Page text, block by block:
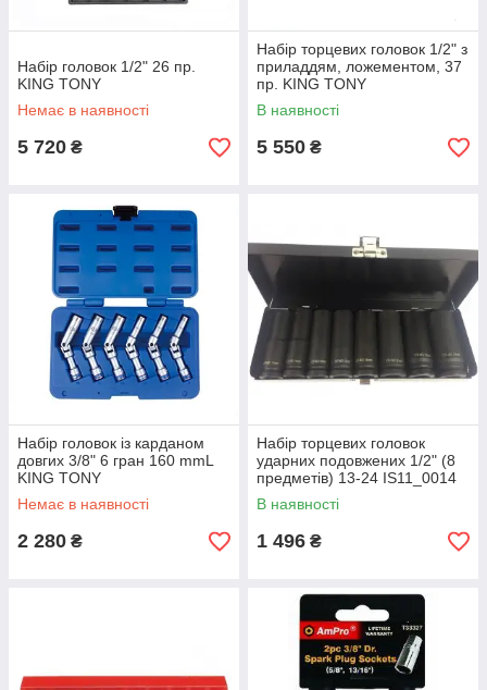
Набір головок 1/2" 26 пр.
KING TONY
Немає в наявності
5 720 ₴
Набір торцевих головок 1/2" з
приладдям, ложементом, 37
пр. KING TONY
В наявності
5 550 ₴
Набір головок із карданом
довгих 3/8" 6 гран 160 mmL
KING TONY
Немає в наявності
2 280 ₴
Набір торцевих головок
ударних подовжених 1/2" (8
предметів) 13-24 IS11_0014
AmPro
В наявності
1 496 ₴